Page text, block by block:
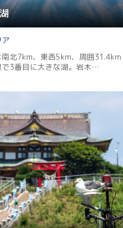
北7km、東西5km、周囲31.4km
で3番目に大きな湖。岩木…